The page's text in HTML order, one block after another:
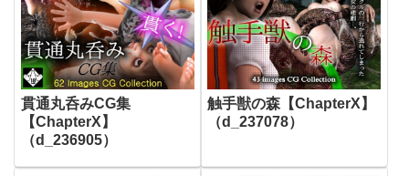
貫通丸呑みCG集
【ChapterX】
（d_236905）
触手獣の森【ChapterX】
（d_237078）